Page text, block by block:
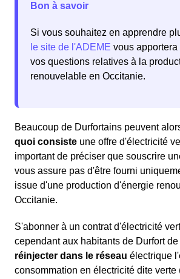
Bon à savoir
Si vous souhaitez en apprendre
le site de l'ADEME vous
vos questions relatives à la
renouvelable en Occitanie.
Beaucoup de Durfortains peuvent
quoi consiste une offre d'électricité
important de préciser que souscrire
vous assure pas d'être fourni
issue d'une production d'énergie
Occitanie.
S'abonner à un contrat d'électricité
cependant aux habitants de Durfort
réinjecter dans le réseau électrique
consommation en électricité dite verte